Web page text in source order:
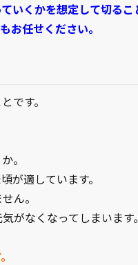
いくかを想定して切るこ
お任せください。
です。
。
が適しています。
ん。
がなくなってしまいます